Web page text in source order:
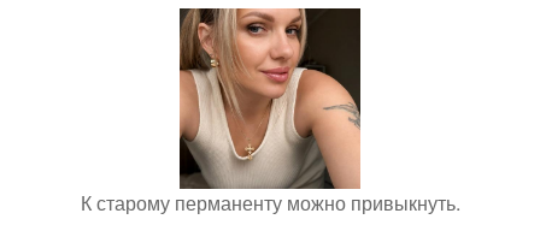
К старому перманенту можно привыкнуть.